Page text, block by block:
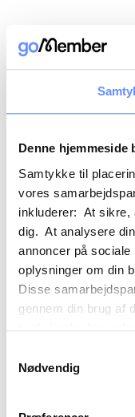
Denne hjemmeside
Samtykke til
vores
inkluderer: At sikre,
dig. At analysere
annoncer på
oplysninger om din
Disse
gennem din brug af
cookie opbevares.
Nødvendig